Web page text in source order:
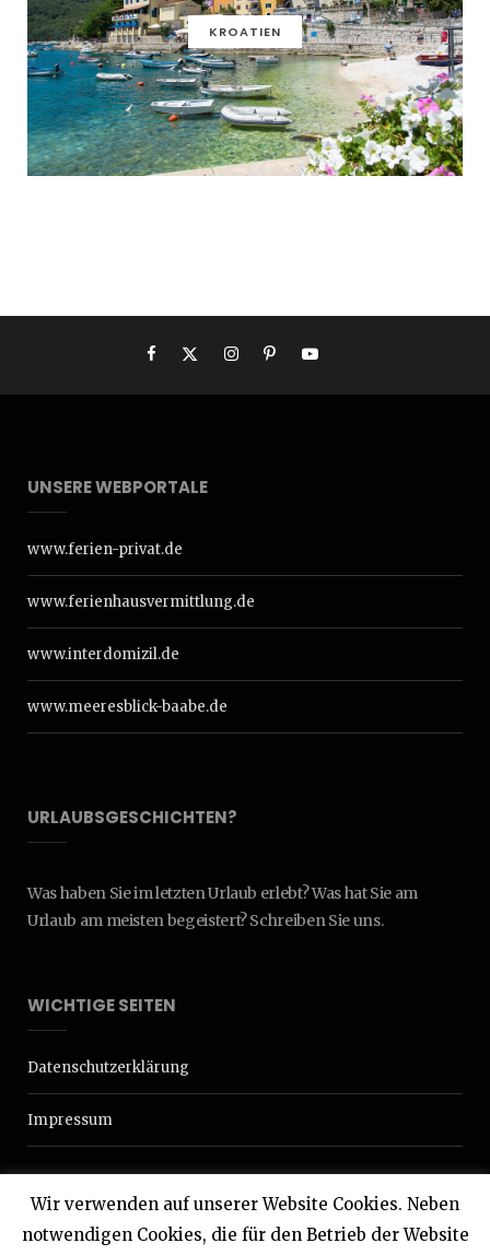
KROATIEN
UNSERE WEBPORTALE
www.ferien-privat.de
www.ferienhausvermittlung.de
www.interdomizil.de
www.meeresblick-baabe.de
URLAUBSGESCHICHTEN?
Was haben Sie im letzten Urlaub erlebt? Was hat Sie am
Urlaub am meisten begeistert? Schreiben Sie uns.
WICHTIGE SEITEN
Datenschutzerklärung
Impressum
Wir verwenden auf unserer Website Cookies. Neben
notwendigen Cookies, die für den Betrieb der Website